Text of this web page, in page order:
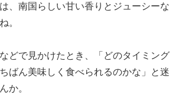
、南国らしい甘い香りとジューシーな
。
どで見かけたとき、「どのタイミング
ばん美味しく食べられるのかな」と迷
か。